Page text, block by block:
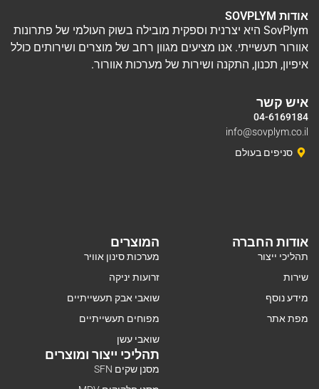
אודות SOVPLYM
SovPlym היא יצרנית וספקית מובילה בשוק העולמי של פתרונות
אוורור תעשייתי. אנו מציעים מגוון רחב של מוצרים ושירותים כולל
איפיון, תכנון, התקנה ושירות של מערכות אוורור.
המוצרים
מערכות סינון אוויר
זרועות יניקה
שואבי אבק תעשייתיים
מפוחים תעשייתיים
שואבי עשן
אודות החברה
תהליכי ייצור
שירות
מידע נוסף
מפת אתר
תהליכי ייצור ומוצרים
מסנן שקים SFN
איש קשר
04-6169184
info@sovplym.co.il
סניפים בעולם